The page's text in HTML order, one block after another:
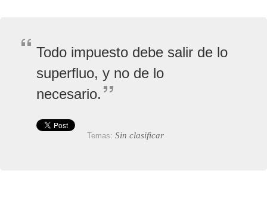
Todo impuesto debe salir de lo
superfluo, y no de lo
necesario.
Temas: Sin clasificar